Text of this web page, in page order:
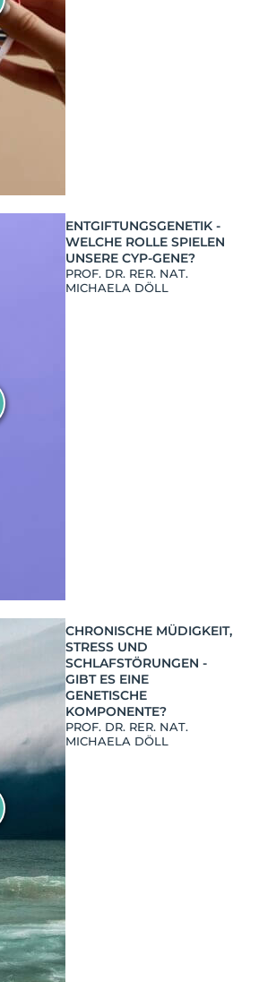
ENTGIFTUNGSGENETIK -
WELCHE ROLLE SPIELEN
UNSERE CYP-GENE?
PROF. DR. RER. NAT.
MICHAELA DÖLL
CHRONISCHE MÜDIGKEIT,
STRESS UND
SCHLAFSTÖRUNGEN -
GIBT ES EINE
GENETISCHE
KOMPONENTE?
PROF. DR. RER. NAT.
MICHAELA DÖLL